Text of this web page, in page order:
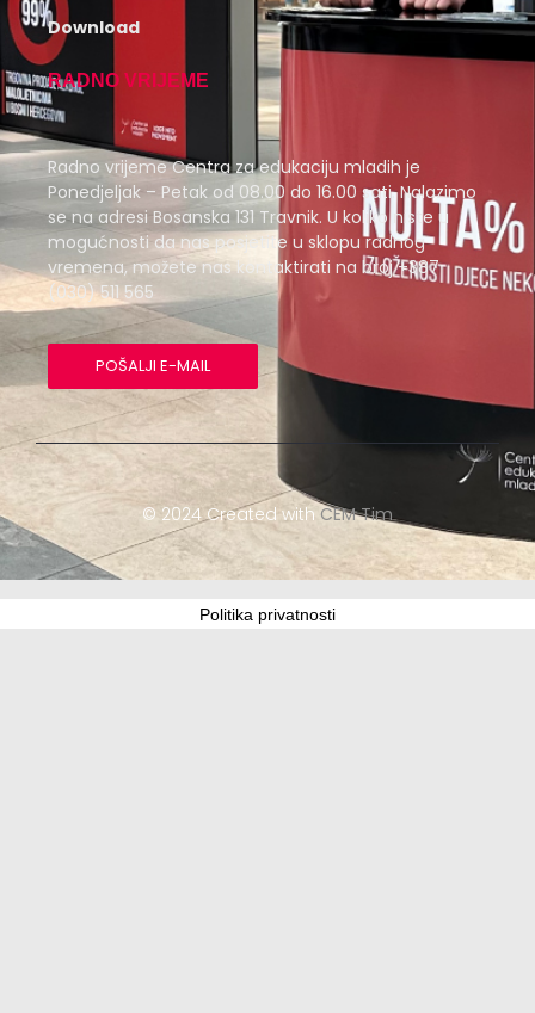
Download
RADNO VRIJEME
Radno vrijeme Centra za edukaciju mladih je
Ponedjeljak – Petak od 08.00 do 16.00 sati. Nalazimo
se na adresi Bosanska 131 Travnik. U koliko niste u
mogućnosti da nas posjetite u sklopu radnog
vremena, možete nas kontaktirati na broj +387
(030) 511 565
POŠALJI E-MAIL
© 2024 Created with CEM Tim
Politika privatnosti